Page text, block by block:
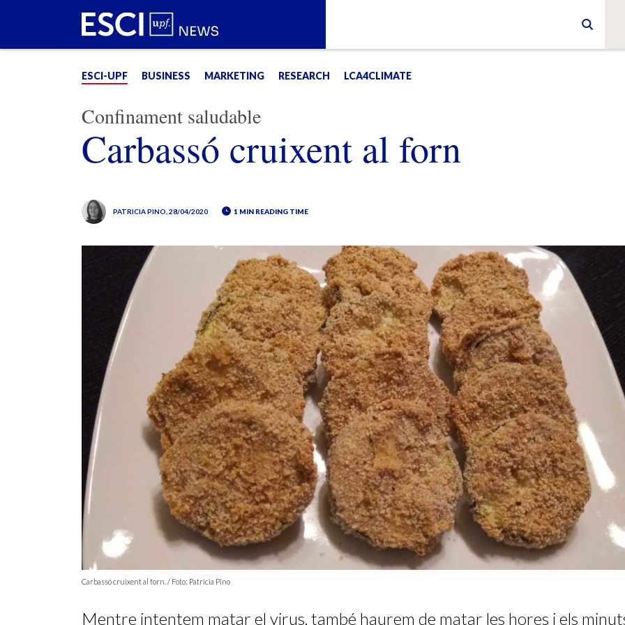
ESCI-UPF BUSINESS MARKETING RESEARCH LCA4CLIMATE
Confinament saludable
Carbassó cruixent al forn
PATRICIA PINO , 28/04/2020 1 MIN READING TIME
Carbassó cruixent al forn. / Foto: Patricia Pino
Mentre intentem matar el virus, també haurem de matar les hores i els